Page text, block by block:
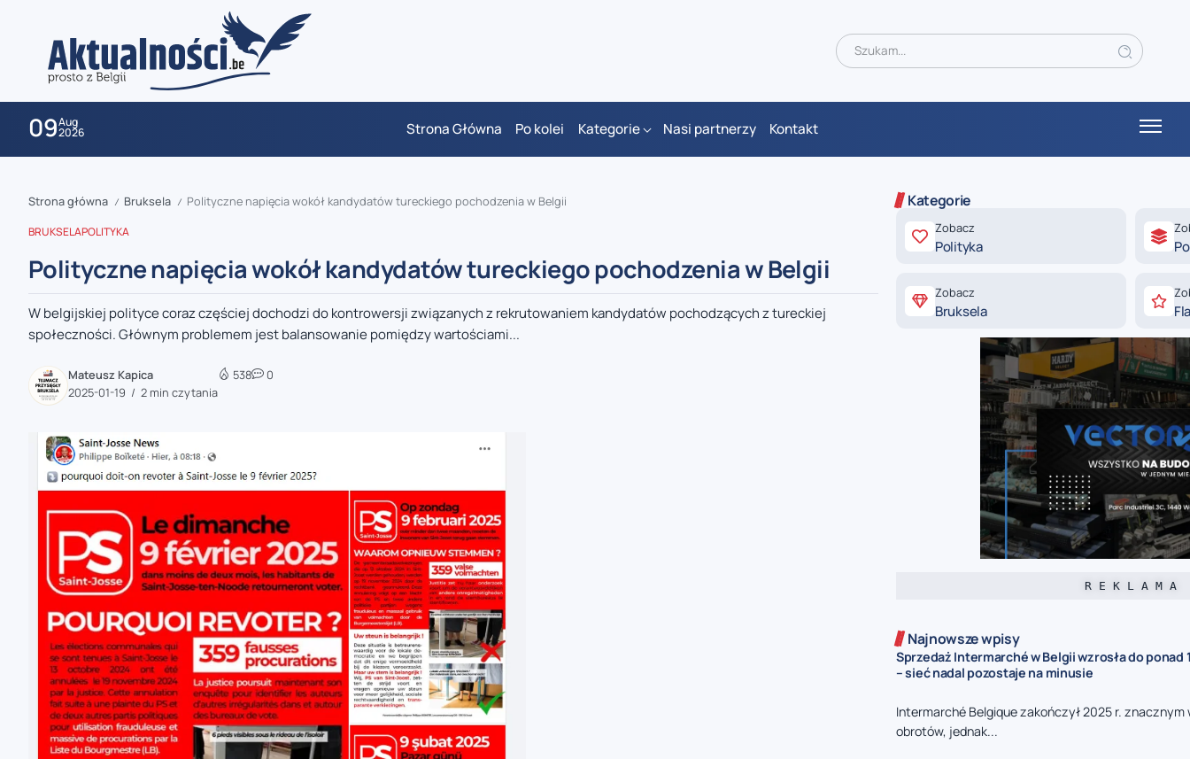
09Aug
2026 Strona Główna Po kolei Kategorie Nasi partnerzy Kontakt
zaobserwuj nas
zaobserwuj nas
zaobserwuj nas
zaobserwuj nas
zaobserwuj nas
Strona główna / Bruksela / Polityczne napięcia wokół kandydatów tureckiego pochodzenia w Belgii
BRUKSELAPOLITYKA
Polityczne napięcia wokół kandydatów tureckiego pochodzenia w Belgii
W belgijskiej polityce coraz częściej dochodzi do kontrowersji związanych z rekrutowaniem kandydatów pochodzących z tureckiej
społeczności. Głównym problemem jest balansowanie pomiędzy wartościami...
Mateusz Kapica
2025-01-19
2 min czytania
538 0
Kategorie
Zobacz
Polityka
Zobacz
Bruksela
R E K L A M A
Najnowsze wpisy
Sprzedaż Intermarché w Belgii wzrosła do ponad
– sieć nadal pozostaje na minusie
Intermarché Belgique zakończył 2025 r.
obrotów, jednak...